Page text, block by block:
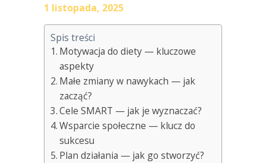
1 listopada, 2025
Spis treści
Motywacja do diety — kluczowe
aspekty
Małe zmiany w nawykach — jak
zacząć?
Cele SMART — jak je wyznaczać?
Wsparcie społeczne — klucz do
sukcesu
Plan działania — jak go stworzyć?